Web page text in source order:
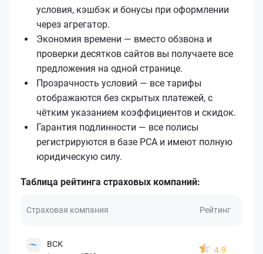
условия, кэшбэк и бонусы при оформлении
через агрегатор.
Экономия времени — вместо обзвона и
проверки десятков сайтов вы получаете все
предложения на одной странице.
Прозрачность условий — все тарифы
отображаются без скрытых платежей, с
чётким указанием коэффициентов и скидок.
Гарантия подлинности — все полисы
регистрируются в базе РСА и имеют полную
юридическую силу.
Таблица рейтинга страховых компаний:
Страховая компания Рейтинг
ВСК
4.9